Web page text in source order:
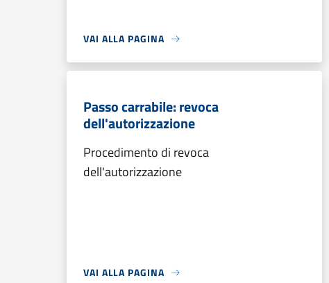
VAI ALLA PAGINA
Passo carrabile: revoca
dell'autorizzazione
Procedimento di revoca
dell'autorizzazione
VAI ALLA PAGINA